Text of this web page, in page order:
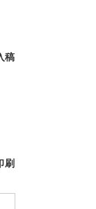
稿
刷